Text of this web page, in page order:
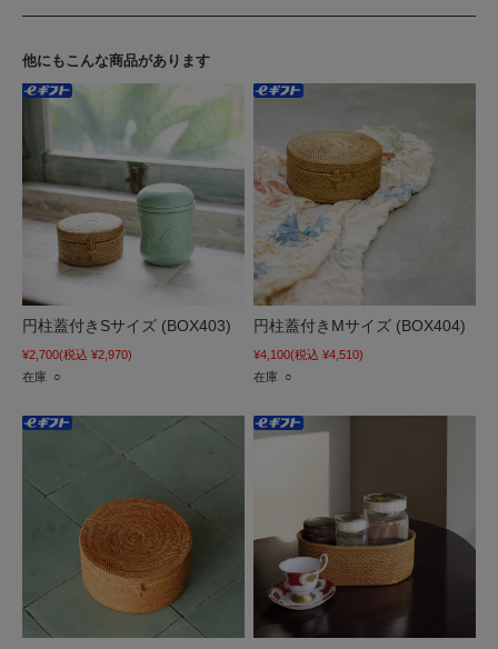
他にもこんな商品があります
円柱蓋付きSサイズ (BOX403)
¥2,700(税込 ¥2,970)
在庫 ○
円柱蓋付きMサイズ (BOX404)
¥4,100(税込 ¥4,510)
在庫 ○